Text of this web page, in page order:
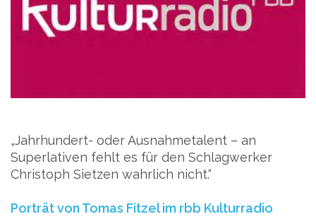
„Jahrhundert- oder Ausnahmetalent – an
Superlativen fehlt es für den Schlagwerker
Christoph Sietzen wahrlich nicht.“
Porträt von Tomas Fitzel im rbb Kulturradio